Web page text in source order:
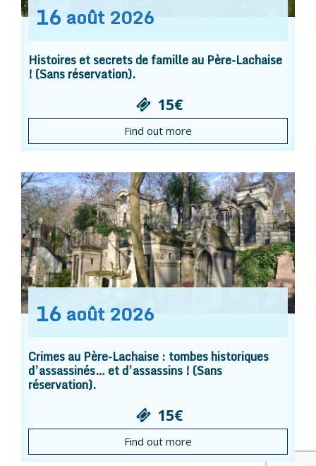
16 août 2026
Histoires et secrets de famille au Père-Lachaise
! (Sans réservation).
15€
Find out more
16 août 2026
Crimes au Père-Lachaise : tombes historiques
d’assassinés… et d’assassins ! (Sans
réservation).
15€
Find out more